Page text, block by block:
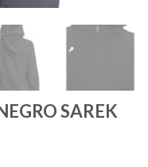
SAREK